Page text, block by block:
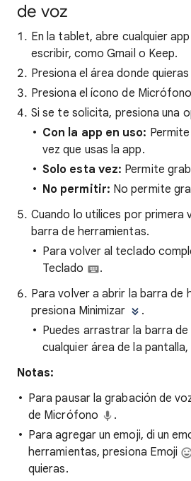
de voz
En la tablet, abre cualquier
escribir, como Gmail o Keep.
Presiona el área donde
Presiona el ícono de Micrófono
Si se te solicita, presiona una
Con la app en uso:
vez que usas la app.
Solo esta vez: Permite
No permitir: No permite
Cuando lo utilices por primera
barra de herramientas.
Para volver al teclado
Teclado
.
Para volver a abrir la barra de
presiona Minimizar
.
Puedes arrastrar la barra
cualquier área de la
Notas:
Para pausar la grabación de
de Micrófono
.
Para agregar un emoji, di un
herramientas, presiona Emoji
quieras.